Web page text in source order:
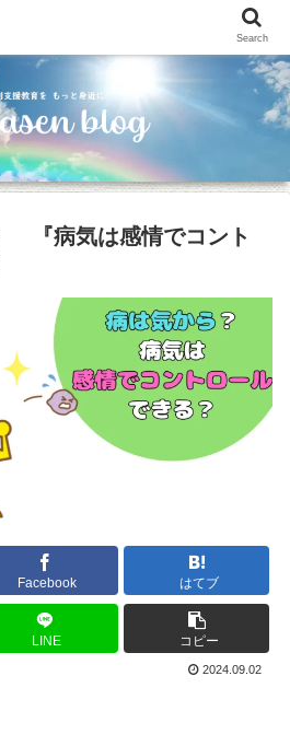
『病気は感情でコント
Facebook はてブ
LINE コピー
2024.09.02
Search